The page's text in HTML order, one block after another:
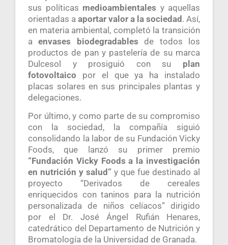
sus políticas medioambientales y aquellas
orientadas a aportar valor a la sociedad. Así,
en materia ambiental, completó la transición
aenvases biodegradables de todos los
productos de pan y pastelería de su marca
Dulcesol y prosiguió con su plan
fotovoltaico por el que ya ha instalado
placas solares en sus principales plantas y
delegaciones.
Por último, y como parte de su compromiso
con la sociedad, la compañía siguió
consolidando la labor de su Fundación Vicky
Foods, que lanzó su primer premio
“Fundación Vicky Foods a la investigación
en nutrición y salud” y que fue destinado al
proyecto “Derivados de cereales
enriquecidos con taninos para la nutrición
personalizada de niños celíacos” dirigido
por el Dr. José Ángel Rufián Henares,
catedrático del Departamento de Nutrición y
Bromatología de la Universidad de Granada.